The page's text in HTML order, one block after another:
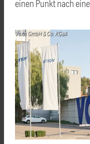
einen Punkt nach
Voith GmbH & Co. KGaA